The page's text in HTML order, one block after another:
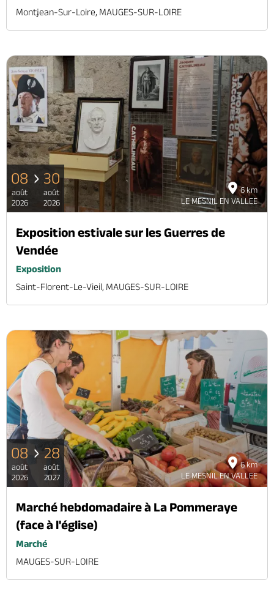
Montjean-Sur-Loire, MAUGES-SUR-LOIRE
6 km
LE MESNIL EN VALLEE
08
août
2026
30
août
2026
Exposition estivale sur les Guerres de
Vendée
Exposition
Saint-Florent-Le-Vieil, MAUGES-SUR-LOIRE
6 km
LE MESNIL EN VALLEE
08
août
2026
28
août
2027
Marché hebdomadaire à La Pommeraye
(face à l'église)
Marché
MAUGES-SUR-LOIRE